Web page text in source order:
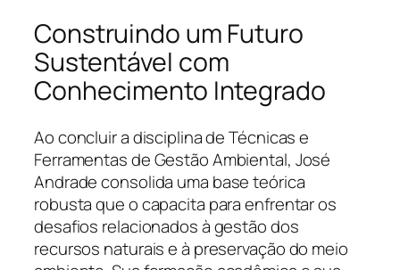
Construindo um Futuro
Sustentável com
Conhecimento Integrado
Ao concluir a disciplina de Técnicas e
Ferramentas de Gestão Ambiental, José
Andrade consolida uma base teórica
robusta que o capacita para enfrentar os
desafios relacionados à gestão dos
recursos naturais e à preservação do meio